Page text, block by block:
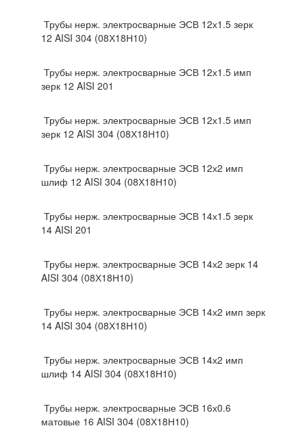
Трубы нерж. электросварные ЭСВ 12х1.5 зерк
12 AISI 304 (08Х18Н10)
Трубы нерж. электросварные ЭСВ 12х1.5 имп
зерк 12 AISI 201
Трубы нерж. электросварные ЭСВ 12х1.5 имп
зерк 12 AISI 304 (08Х18Н10)
Трубы нерж. электросварные ЭСВ 12х2 имп
шлиф 12 AISI 304 (08Х18Н10)
Трубы нерж. электросварные ЭСВ 14х1.5 зерк
14 AISI 201
Трубы нерж. электросварные ЭСВ 14х2 зерк 14
AISI 304 (08Х18Н10)
Трубы нерж. электросварные ЭСВ 14х2 имп зерк
14 AISI 304 (08Х18Н10)
Трубы нерж. электросварные ЭСВ 14х2 имп
шлиф 14 AISI 304 (08Х18Н10)
Трубы нерж. электросварные ЭСВ 16х0.6
матовые 16 AISI 304 (08Х18Н10)